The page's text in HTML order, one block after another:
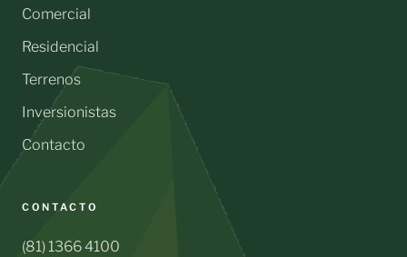
Comercial
Residencial
Terrenos
Inversionistas
Contacto
CONTACTO
(81) 1366 4100